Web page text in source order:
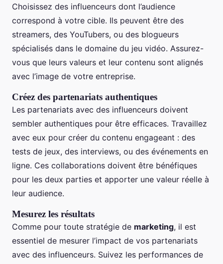
Choisissez des influenceurs dont l’audience
correspond à votre cible. Ils peuvent être des
streamers, des YouTubers, ou des blogueurs
spécialisés dans le domaine du jeu vidéo. Assurez-
vous que leurs valeurs et leur contenu sont alignés
avec l’image de votre entreprise.
Créez des partenariats authentiques
Les partenariats avec des influenceurs doivent
sembler authentiques pour être efficaces. Travaillez
avec eux pour créer du contenu engageant : des
tests de jeux, des interviews, ou des événements en
ligne. Ces collaborations doivent être bénéfiques
pour les deux parties et apporter une valeur réelle à
leur audience.
Mesurez les résultats
Comme pour toute stratégie de marketing, il est
essentiel de mesurer l’impact de vos partenariats
avec des influenceurs. Suivez les performances de